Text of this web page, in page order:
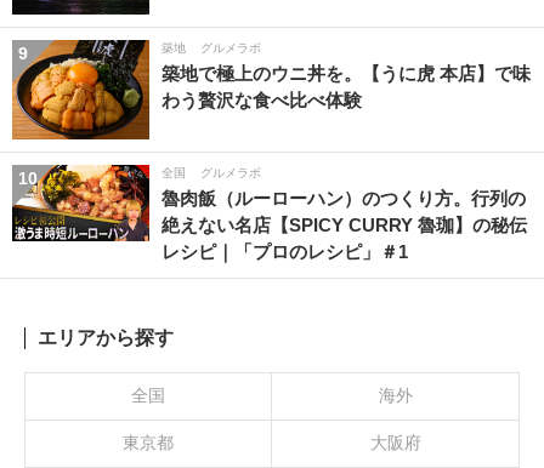
9 築地 グルメラボ
築地で極上のウニ丼を。【うに虎 本店】で味
わう贅沢な食べ比べ体験
10 全国 グルメラボ
魯肉飯（ルーローハン）のつくり方。行列の
絶えない名店【SPICY CURRY 魯珈】の秘伝
レシピ｜「プロのレシピ」＃1
エリアから探す
全国 海外
東京都 大阪府